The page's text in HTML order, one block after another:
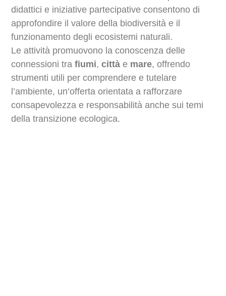
didattici e iniziative partecipative consentono di
approfondire il valore della biodiversità e il
funzionamento degli ecosistemi naturali.
Le attività promuovono la conoscenza delle
connessioni trafiumi,città e mare, offrendo
strumenti utili per comprendere e tutelare
l’ambiente, un’offerta orientata a rafforzare
consapevolezza e responsabilità anche sui temi
della transizione ecologica.